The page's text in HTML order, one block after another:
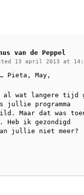
van de Peppel
13 april 2013 at
Pieta, May,
wat langere tijd
jullie programma
Maar dat was
Heb ik gezondigd
jullie niet meer?